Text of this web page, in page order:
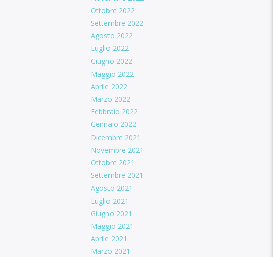
Ottobre 2022
Settembre 2022
Agosto 2022
Luglio 2022
Giugno 2022
Maggio 2022
Aprile 2022
Marzo 2022
Febbraio 2022
Gennaio 2022
Dicembre 2021
Novembre 2021
Ottobre 2021
Settembre 2021
Agosto 2021
Luglio 2021
Giugno 2021
Maggio 2021
Aprile 2021
Marzo 2021